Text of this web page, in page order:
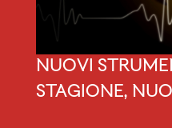
NUOVI
STAGIONE,